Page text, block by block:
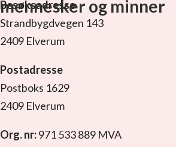
mennesker og minner
Besøksadresse
Strandbygdvegen 143
2409 Elverum
Postadresse
Postboks 1629
2409 Elverum
Org. nr:971 533 889 MVA